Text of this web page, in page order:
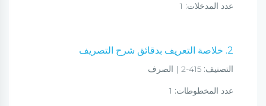
عدد المدخلات:
2. خلاصة التعريف بدقائق شرح التصريف
التصنيف:
عدد المخطوطات: